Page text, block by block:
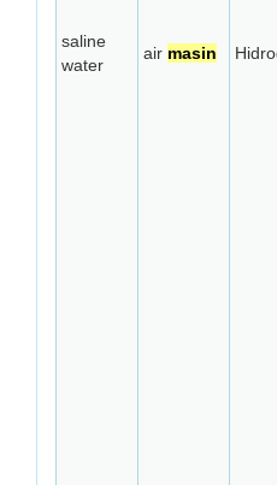
saline
water
air masin